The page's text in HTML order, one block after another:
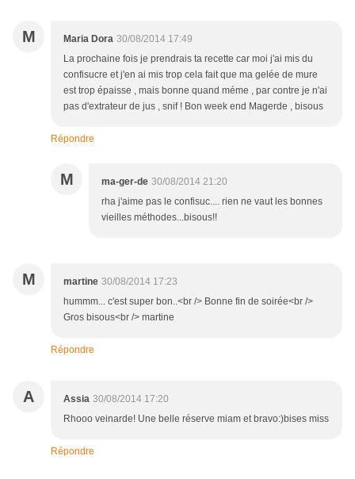
M Maria Dora 30/08/2014 17:49
La prochaine fois je prendrais ta recette car moi j'ai mis du
confisucre et j'en ai mis trop cela fait que ma gelée de mure
est trop épaisse , mais bonne quand méme , par contre je n'ai
pas d'extrateur de jus , snif ! Bon week end Magerde , bisous
Répondre
M ma-ger-de 30/08/2014 21:20
rha j'aime pas le confisuc.... rien ne vaut les bonnes
vieilles méthodes...bisous!!
M martine 30/08/2014 17:23
hummm... c'est super bon..<br /> Bonne fin de soirée<br />
Gros bisous<br /> martine
Répondre
A Assia 30/08/2014 17:20
Rhooo veinarde! Une belle réserve miam et bravo:)bises miss
Répondre